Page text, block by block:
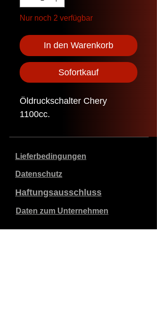
Nur noch 2 verfügbar
In den Warenkorb
Sofortkauf
Öldruckschalter Chery
1100cc.
Lieferbedingungen
Datenschutz
Haftungsausschluss
Daten zum Unternehmen